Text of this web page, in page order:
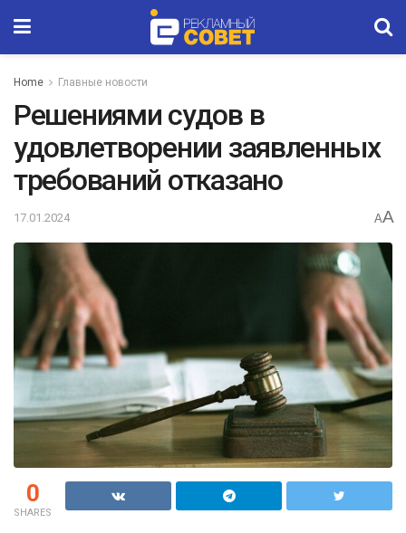
Home Главные новости
Решениями судов в
удовлетворении заявленных
требований отказано
17.01.2024 AA
0
SHARES